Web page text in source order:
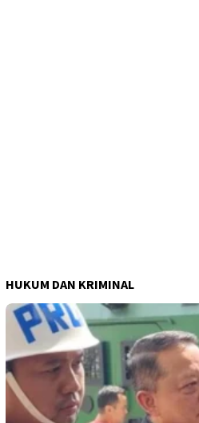
HUKUM DAN KRIMINAL